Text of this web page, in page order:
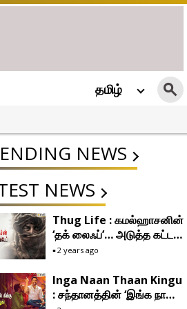
தமிழ்
NEWS
NEWS
Thug Life : கமல்ஹாசனின்
‘தக் லைஃப்’… அடுத்த கட்ட
படப்பிடிப்புக்கு நாள் குறித்த
2 years ago
Inga Naan Thaan Kingu
: சந்தானத்தின் ‘இங்க நான்